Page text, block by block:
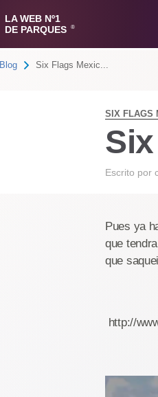
LA WEB Nº1
DE PARQUES
®
Blog Six Flags Mexic...
SIX FLAGS
Escrito por
Pues ya
que
que
http://